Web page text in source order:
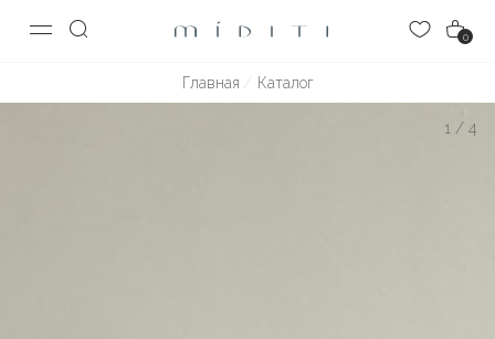
0
Главная Каталог
1 / 4